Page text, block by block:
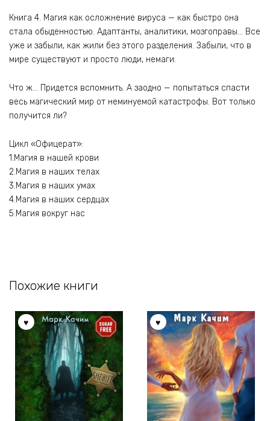
Книга 4. Магия как осложнение вируса — как быстро она
стала обыденностью. Адаптанты, аналитики, мозгоправы… Все
уже и забыли, как жили без этого разделения. Забыли, что в
мире существуют и просто люди, немаги.
Что ж… Придется вспомнить. А заодно — попытаться спасти
весь магический мир от неминуемой катастрофы. Вот только
получится ли?
Цикл «Офицерат»:
1.Магия в нашей крови
2.Магия в наших телах
3.Магия в наших умах
4.Магия в наших сердцах
5.Магия вокруг нас
Похожие книги